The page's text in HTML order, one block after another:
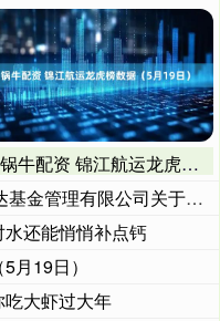
锅牛配资 锦江航运龙虎榜数据（5月19日）
管理有限公司关于旗下基
还能悄悄补点钙
月19日）
大虾过大年